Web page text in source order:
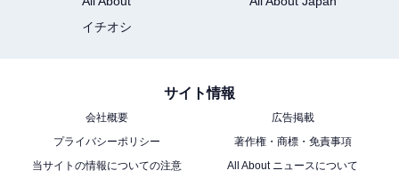
イチオシ
サイト情報
会社概要
広告掲載
プライバシーポリシー
著作権・商標・免責事項
当サイトの情報についての注意
All About ニュースについて